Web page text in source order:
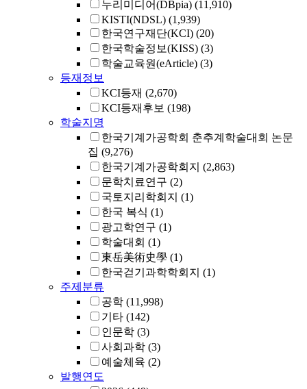
누리미디어(DBpia) (11,910)
KISTI(NDSL) (1,939)
한국연구재단(KCI) (20)
한국학술정보(KISS) (3)
학술교육원(eArticle) (3)
등재정보
KCI등재 (2,670)
KCI등재후보 (198)
학술지명
한국기계가공학회 춘추계학술대회 논문
집 (9,276)
한국기계가공학회지 (2,863)
문학치료연구 (2)
국토지리학회지 (1)
한국 복식 (1)
광고학연구 (1)
학술대회 (1)
東岳美術史學 (1)
한국걷기과학학회지 (1)
주제분류
공학 (11,998)
기타 (142)
인문학 (3)
사회과학 (3)
예술체육 (2)
발행연도